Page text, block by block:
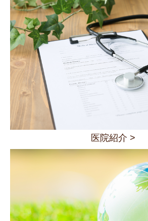
医院紹介 >